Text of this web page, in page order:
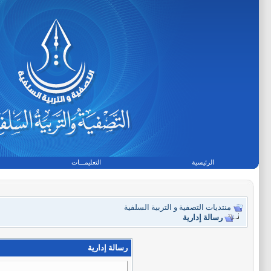
الرئيسية التعليمـــات
منتديات التصفية و التربية السلفية
رسالة إدارية
رسالة إدارية